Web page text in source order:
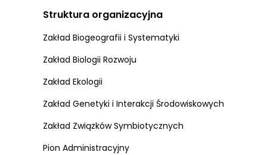
Struktura organizacyjna
Zakład Biogeografii i Systematyki
Zakład Biologii Rozwoju
Zakład Ekologii
Zakład Genetyki i Interakcji Środowiskowych
Zakład Związków Symbiotycznych
Pion Administracyjny